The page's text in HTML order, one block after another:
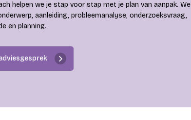
helpen we je stap voor stap met je plan van aanpak. We
aanleiding, probleemanalyse, onderzoeksvraag,
en planning.